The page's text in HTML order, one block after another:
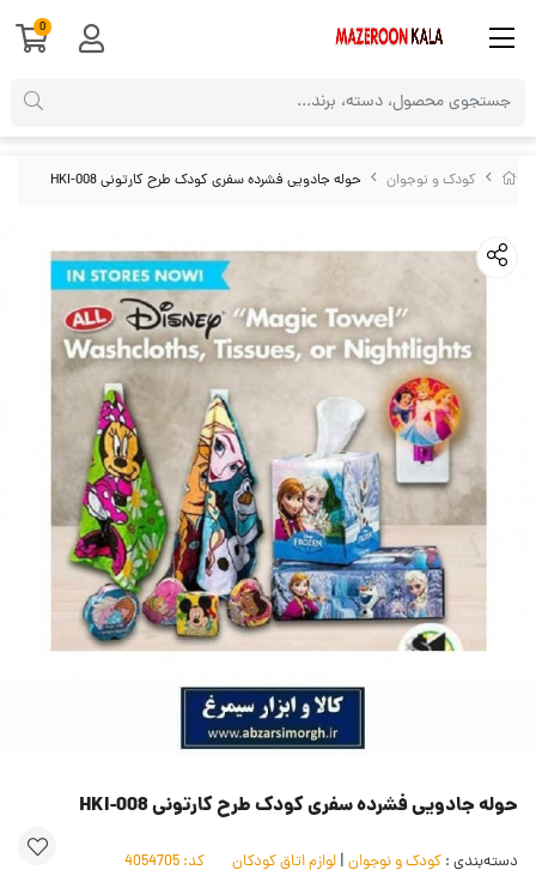
کودک و نوجوان حوله جادویی فشرده سفری کودک طرح کارتونی HKI-008
حوله جادویی فشرده سفری کودک طرح کارتونی HKI-008
دسته‌بندی : کودک و نوجوان | لوازم اتاق کودکان کد:
0